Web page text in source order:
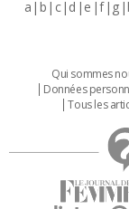
a b c d e f g
Qui sommes
Données
Tous les